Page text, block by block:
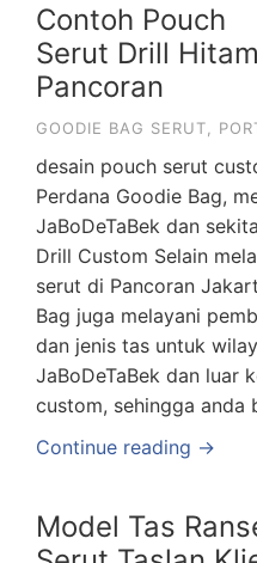
Contoh Pouch
Serut Drill Hitam
Pancoran
GOODIE BAG SERUT
desain pouch serut
Perdana Goodie Bag,
JaBoDeTaBek dan
Drill Custom Selain
serut di Pancoran
Bag juga melayani
dan jenis tas untuk
JaBoDeTaBek dan luar
custom, sehingga anda
Continue reading →
Model Tas